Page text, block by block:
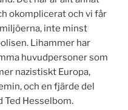
okomplicerat och vi får
inte minst
Lihammer har
huvudpersoner som
nazistiskt Europa,
och en fjärde del
Hesselbom.